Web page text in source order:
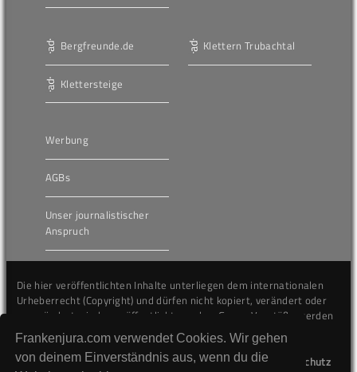
Frankenjura.com verwendet Cookies. Wir gehen
von deinem Einverständnis aus, wenn du die
Bergfreunde.de
Klettersteige
Klettern Trubachtal
Werbung
AGBs
Unser journalistischer
Anspruch
Die hier veröffentlichten Inhalte unterliegen dem internationalen
Urheberrecht (Copyright) und dürfen nicht kopiert, verändert oder
unverändert wiederveröffentlicht werden. Gegen Verstöße werden
wir auf juristischem Wege vorgehen.
Kontakt
Impressum Datenschutz